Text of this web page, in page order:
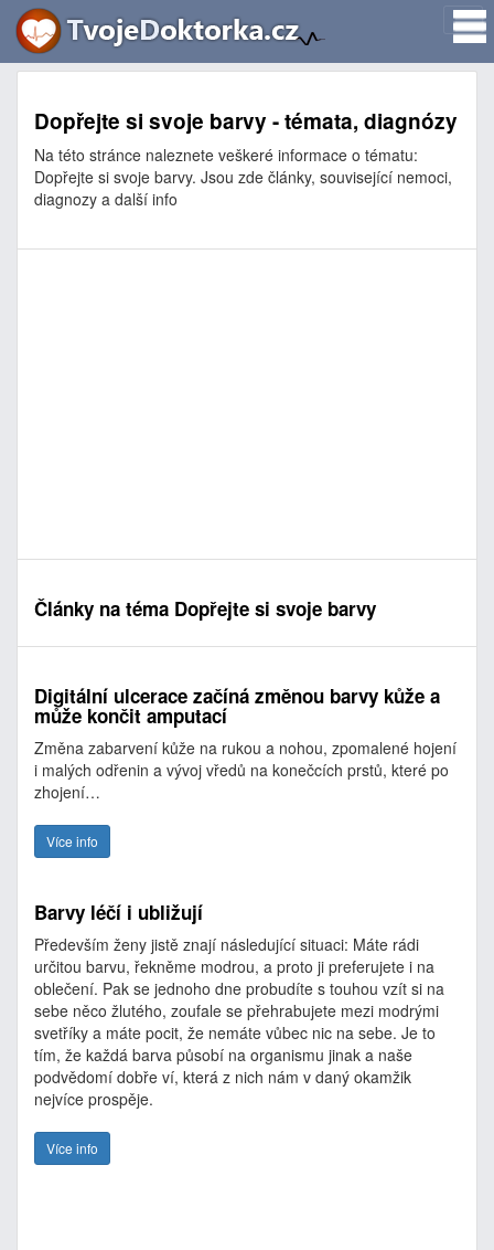
Dopřejte si svoje barvy - témata, diagnózy
Na této stránce naleznete veškeré informace o tématu:
Dopřejte si svoje barvy. Jsou zde články, související nemoci,
diagnozy a další info
Články na téma Dopřejte si svoje barvy
Digitální ulcerace začíná změnou barvy kůže a
může končit amputací
Změna zabarvení kůže na rukou a nohou, zpomalené hojení
i malých odřenin a vývoj vředů na konečcích prstů, které po
zhojení…
Více info
Barvy léčí i ubližují
Především ženy jistě znají následující situaci: Máte rádi
určitou barvu, řekněme modrou, a proto ji preferujete i na
oblečení. Pak se jednoho dne probudíte s touhou vzít si na
sebe něco žlutého, zoufale se přehrabujete mezi modrými
svetříky a máte pocit, že nemáte vůbec nic na sebe. Je to
tím, že každá barva působí na organismu jinak a naše
podvědomí dobře ví, která z nich nám v daný okamžik
nejvíce prospěje.
Více info